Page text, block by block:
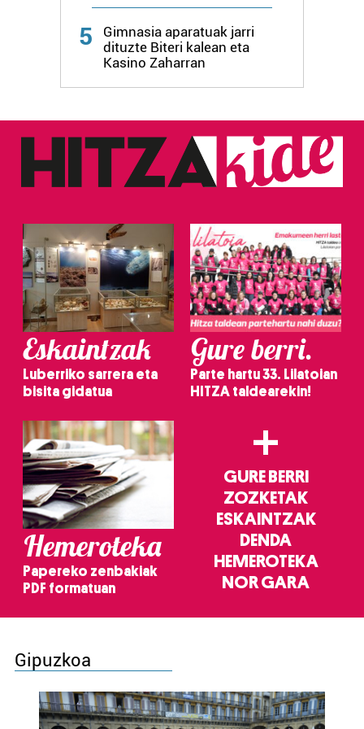
5
Gimnasia aparatuak jarri
dituzte Biteri kalean eta
Kasino Zaharran
Eskaintzak
Luberriko sarrera eta
bisita gidatua
Gure berri.
Parte hartu 33. Lilatoian
HITZA taldearekin!
Hemeroteka
Papereko zenbakiak
PDF formatuan
+
GURE BERRI
ZOZKETAK
ESKAINTZAK
DENDA
HEMEROTEKA
NOR GARA
Gipuzkoa